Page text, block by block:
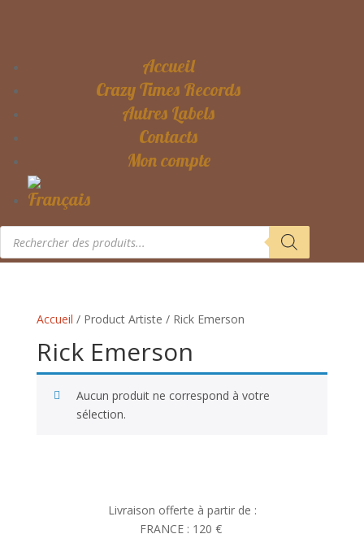
Accueil
Crazy Times Records
Autres Labels
Contacts
Mon compte
Recherche
produits
Accueil / Product Artiste / Rick Emerson
Rick Emerson
Aucun produit ne correspond à votre
sélection.
Livraison offerte à partir de :
FRANCE : 120 €